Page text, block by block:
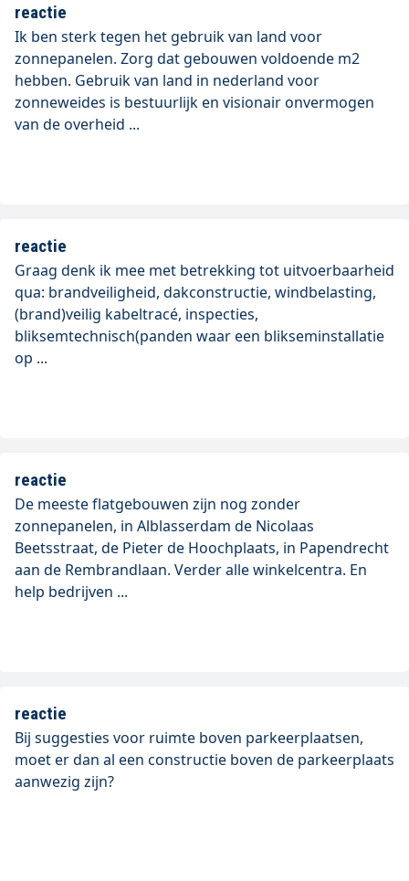
reactie
Ik ben sterk tegen het gebruik van land voor
zonnepanelen. Zorg dat gebouwen voldoende m2
hebben. Gebruik van land in nederland voor
zonneweides is bestuurlijk en visionair onvermogen
van de overheid ...
reactie
Graag denk ik mee met betrekking tot uitvoerbaarheid
qua: brandveiligheid, dakconstructie, windbelasting,
(brand)veilig kabeltracé, inspecties,
bliksemtechnisch(panden waar een blikseminstallatie
op ...
reactie
De meeste flatgebouwen zijn nog zonder
zonnepanelen, in Alblasserdam de Nicolaas
Beetsstraat, de Pieter de Hoochplaats, in Papendrecht
aan de Rembrandlaan. Verder alle winkelcentra. En
help bedrijven ...
reactie
Bij suggesties voor ruimte boven parkeerplaatsen,
moet er dan al een constructie boven de parkeerplaats
aanwezig zijn?